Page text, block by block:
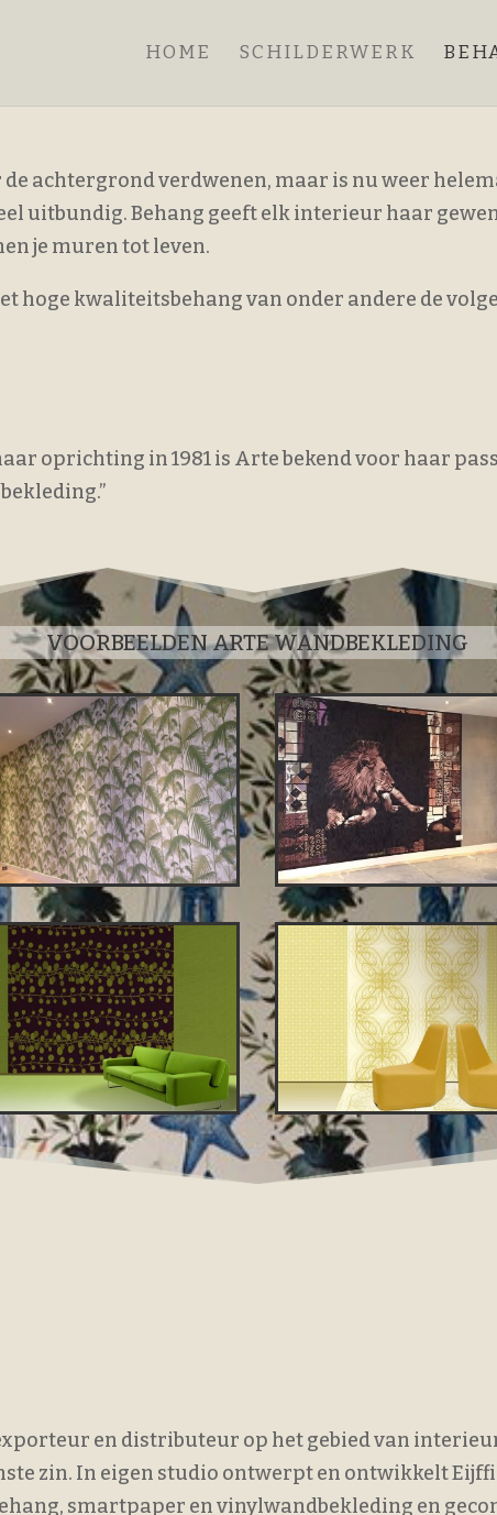
HOME SCHILDERWERK
de achtergrond verdwenen, maar is nu weer
uitbundig. Behang geeft elk interieur haar
je muren tot leven.
hoge kwaliteitsbehang van onder andere de
oprichting in 1981 is Arte bekend voor haar
VOORBEELDEN ARTE WANDBEKLEDING
en distributeur op het gebied van
zin. In eigen studio ontwerpt en ontwikkelt
smartpaper en vinylwandbekleding en